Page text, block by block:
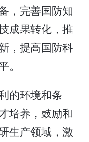
，完善国防知
成果转化，推
，提高国防科
的环境和条
培养，鼓励和
生产领域，激